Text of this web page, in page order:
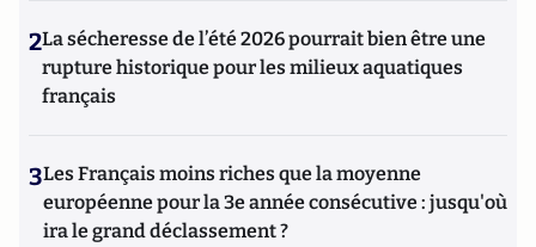
2La sécheresse de l’été 2026 pourrait bien être une
rupture historique pour les milieux aquatiques
français
3Les Français moins riches que la moyenne
européenne pour la 3e année consécutive : jusqu'où
ira le grand déclassement ?